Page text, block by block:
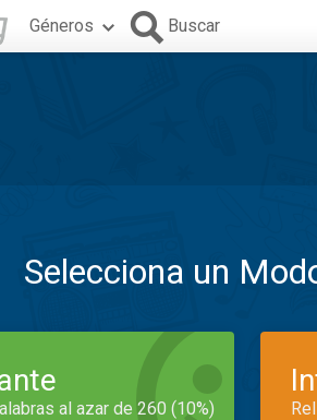
Géneros Buscar
Selecciona un
al azar de 260 (10%)